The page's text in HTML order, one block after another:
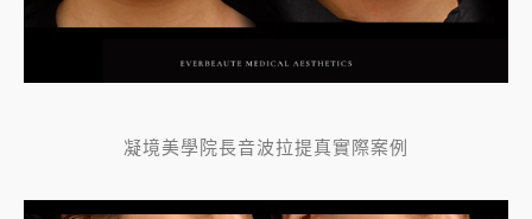
凝境美學院長音波拉提真實際案例